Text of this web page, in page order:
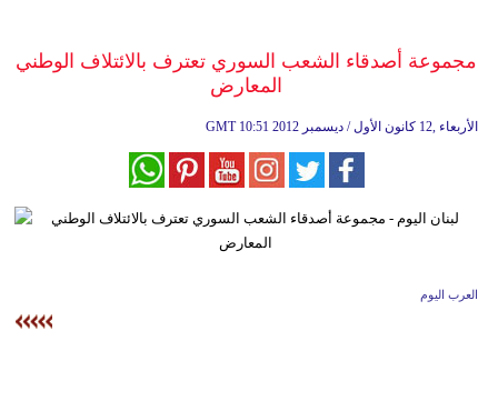
وموسيقى
ديكور
مجموعة أصدقاء الشعب السوري تعترف بالائتلاف الوطني
المعارض
GMT 10:51 2012 الأربعاء ,12 كانون الأول / ديسمبر
العرب اليوم